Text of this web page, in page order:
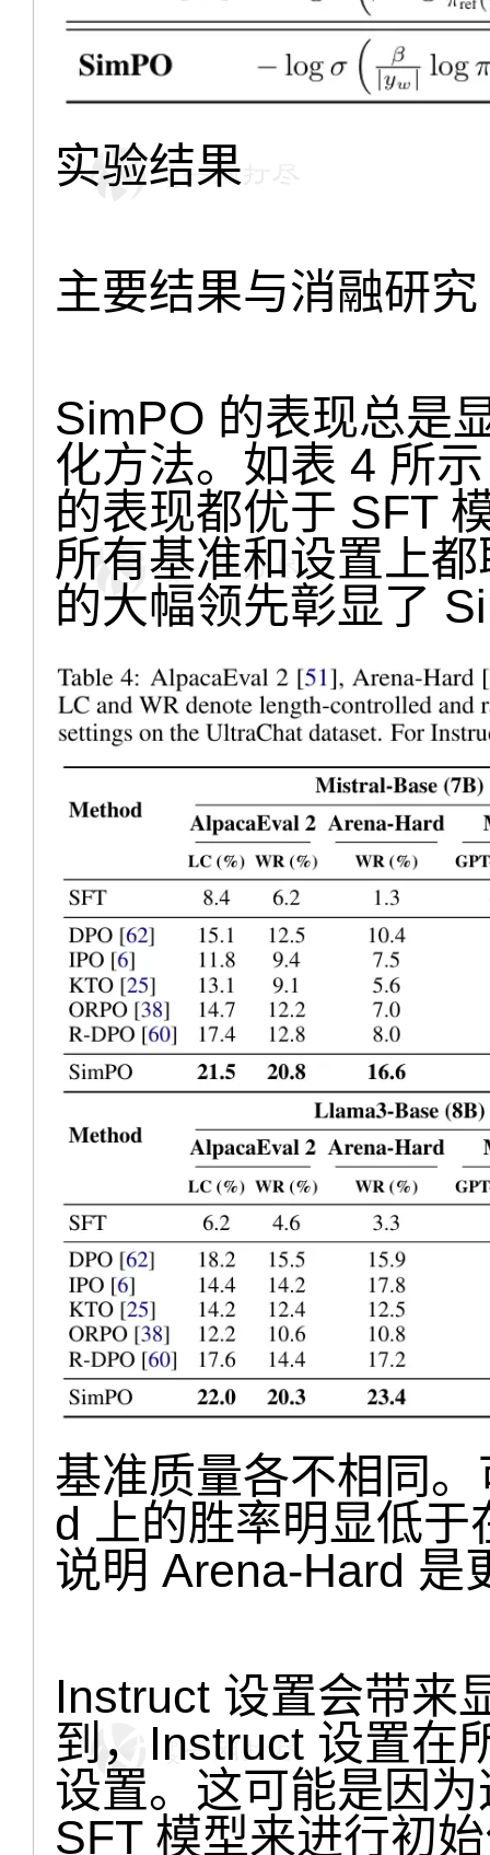
实验结果
主要结果与消融研究
SimPO 的表现总是
化方法。如表 4 所
的表现都优于 SFT
所有基准和设置上
的大幅领先彰显了
基准质量各不相同
d 上的胜率明显低
说明 Arena-Hard 是
Instruct 设置会带来
到，Instruct 设置在
设置。这可能是因
SFT 模型来进行初